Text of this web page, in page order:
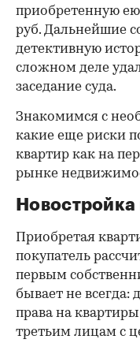
приобретенную
руб. Дальнейшие
детективную
сложном деле
заседание суда.
Знакомимся с
какие еще риски
квартир как на
рынке
Новостройка
Приобретая
покупатель
первым
бывает не всегда:
права на
третьим лицам с